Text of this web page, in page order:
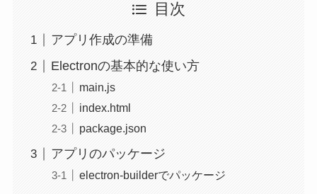
目次
アプリ作成の準備
Electronの基本的な使い方
main.js
index.html
package.json
アプリのパッケージ
electron-builderでパッケージ